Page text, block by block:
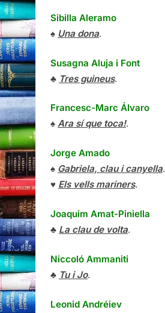
Sibilla Aleramo
♠ Una dona.
Susagna Aluja i Font
♣ Tres guineus.
Francesc-Marc Álvaro
♠ Ara sí que toca!.
Jorge Amado
♠ Gabriela, clau i canyella.
♥ Els vells mariners.
Joaquim Amat-Piniella
♣ La clau de volta.
Niccoló Ammaniti
♣ Tu i Jo.
Leonid Andréiev